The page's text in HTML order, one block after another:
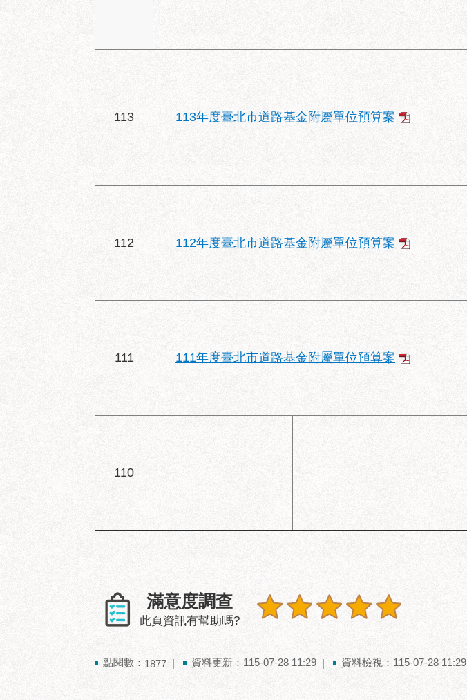
113 113年度臺北市道路基金附屬單位預算案
112 112年度臺北市道路基金附屬單位預算案
111 111年度臺北市道路基金附屬單位預算案
110
滿意度調查
此頁資訊有幫助嗎?
點閱數： 1877 資料更新：115-07-28 11:29 資料檢視：115-07-28 11:29